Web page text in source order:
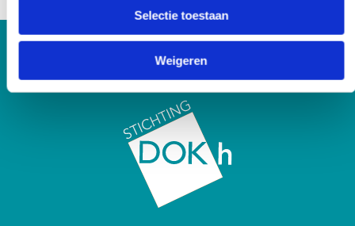
Selectie toestaan
Weigeren